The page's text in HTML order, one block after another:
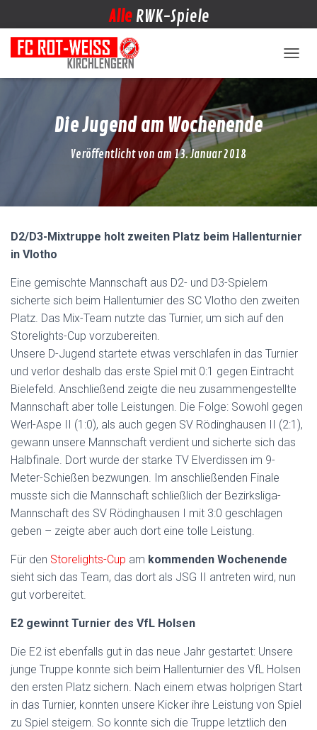
Alle RWK-Spiele
Die Jugend am Wochenende
Veröffentlicht von am13. Januar 2018
D2/D3-Mixtruppe holt zweiten Platz beim Hallenturnier
in Vlotho
Eine gemischte Mannschaft aus D2- und D3-Spielern
sicherte sich beim Hallenturnier des SC Vlotho den zweiten
Platz. Das Mix-Team nutzte das Turnier, um sich auf den
Storelights-Cup vorzubereiten.
Unsere D-Jugend startete etwas verschlafen in das Turnier
und verlor deshalb das erste Spiel mit 0:1 gegen Eintracht
Bielefeld. Anschließend zeigte die neu zusammengestellte
Mannschaft aber tolle Leistungen. Die Folge: Sowohl gegen
Werl-Aspe II (1:0), als auch gegen SV Rödinghausen II (2:1),
gewann unsere Mannschaft verdient und sicherte sich das
Halbfinale. Dort wurde der starke TV Elverdissen im 9-
Meter-Schießen bezwungen. Im anschließenden Finale
musste sich die Mannschaft schließlich der Bezirksliga-
Mannschaft des SV Rödinghausen I mit 3:0 geschlagen
geben – zeigte aber auch dort eine tolle Leistung.
Für den Storelights-Cup am kommenden Wochenende
sieht sich das Team, das dort als JSG II antreten wird, nun
gut vorbereitet.
E2 gewinnt Turnier des VfL Holsen
Die E2 ist ebenfalls gut in das neue Jahr gestartet: Unsere
junge Truppe konnte sich beim Hallenturnier des VfL Holsen
den ersten Platz sichern. Nach einem etwas holprigen Start
in das Turnier, konnten unsere Kicker ihre Leistung von Spiel
zu Spiel steigern. So konnte sich die Truppe letztlich den